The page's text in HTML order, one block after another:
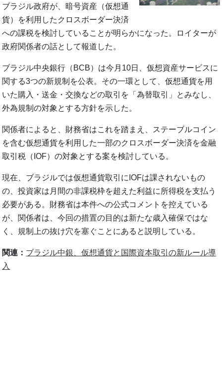
ブラジル政府が、暗号資産（仮想通
貨）を利用したクロスボーダー決済
への課税を検討していることが明らかになった。ロイターが
政府関係者の話として報道した。
ブラジル中央銀行（BCB）は今月10日、仮想資産サービスに
関する3つの新規制を公表。その一環として、仮想通貨を用
いた購入・送金・交換などの取引を「為替取引」とみなし、
外為規制の対象とする方針を示した。
関係者によると、財務省はこれを踏まえ、ステーブルコイン
を含む仮想通貨を利用した一部のクロスボーダー決済を金融
取引税（IOF）の対象とする案を検討している。
現在、ブラジルでは仮想通貨取引にIOFは課されないもの
の、投資家は月間の非課税枠を超えた利益に所得税を支払う
必要がある。財務省は本件への公式コメントを控えている
が、関係者は、今回の措置の目的は新たな歳入確保ではな
く、規制上の抜け穴を塞ぐことにあると説明している。
関連： ブラジル中銀、仮想通貨と国際資本取引の新ルール導
入